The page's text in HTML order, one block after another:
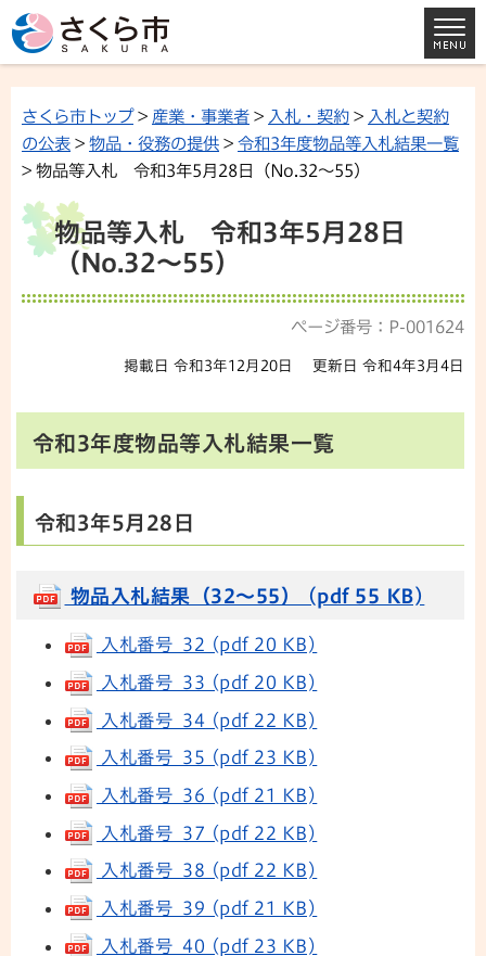
さくら市トップ> 産業・事業者 > 入札・契約 > 入札と契約
の公表 > 物品・役務の提供 > 令和3年度物品等入札結果一覧
> 物品等入札 令和3年5月28日（No.32～55）
物品等入札 令和3年5月28日
（No.32～55）
ページ番号：P-001624
掲載日 令和3年12月20日 更新日 令和4年3月4日
令和3年度物品等入札結果一覧
令和3年5月28日
物品入札結果（32～55） (pdf 55 KB)
入札番号 32 (pdf 20 KB)
入札番号 33 (pdf 20 KB)
入札番号 34 (pdf 22 KB)
入札番号 35 (pdf 23 KB)
入札番号 36 (pdf 21 KB)
入札番号 37 (pdf 22 KB)
入札番号 38 (pdf 22 KB)
入札番号 39 (pdf 21 KB)
入札番号 40 (pdf 23 KB)